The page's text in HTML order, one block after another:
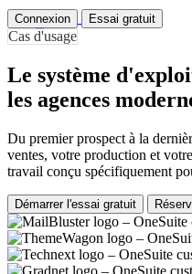
Connexion Essai gratuit
Cas d'usage
Le système
les agences
Du premier prospect à la
ventes, votre production et
travail conçu spécifiquement
Démarrer l'essai gratuit